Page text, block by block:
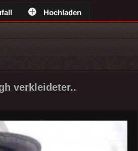
Hochladen
verkleideter..